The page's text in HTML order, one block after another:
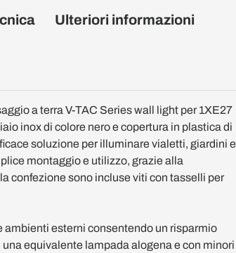
a terra V-TAC Series wall light per 1XE27
inox di colore nero e copertura in plastica di
soluzione per illuminare vialetti, giardini e
montaggio e utilizzo, grazie alla
confezione sono incluse viti con tasselli per
esterni consentendo un risparmio
equivalente lampada alogena e con minori
Ulteriori informazioni